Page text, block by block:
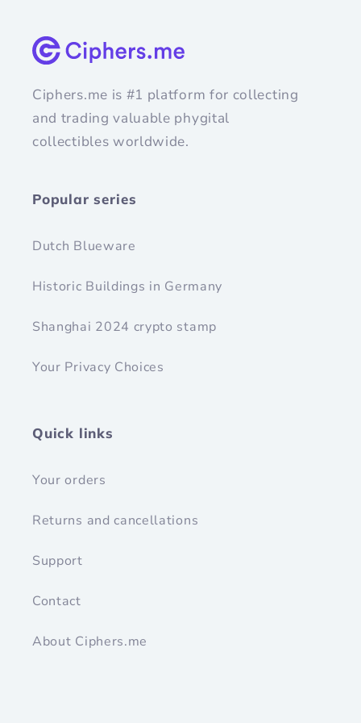
Ciphers.me is #1 platform for collecting
and trading valuable phygital
collectibles worldwide.
Popular series
Dutch Blueware
Historic Buildings in Germany
Shanghai 2024 crypto stamp
Your Privacy Choices
Quick links
Your orders
Returns and cancellations
Support
Contact
About Ciphers.me